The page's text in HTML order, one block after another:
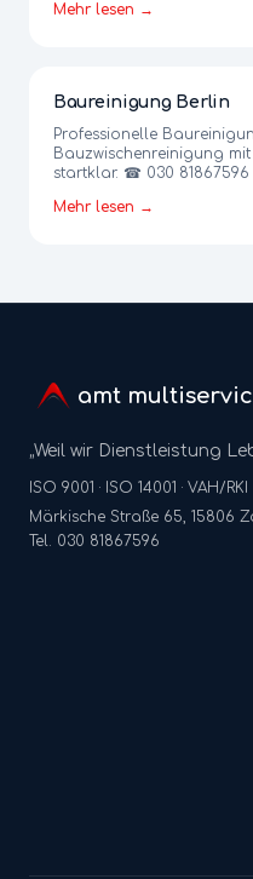
Mehr lesen →
Baureinigung Berlin
Professionelle
Bauzwischenreinigung mit
startklar. ☎ 030 81867596
Mehr lesen →
amt
„Weil wir Dienstleistung
ISO 9001 · ISO 14001 · VAH/RKI
Märkische Straße 65, 15806
Tel. 030 81867596